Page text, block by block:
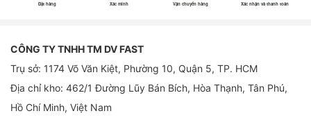
Đặt hàng Xác minh Vận chuyển hàng Xác nhận và thanh toán
CÔNG TY TNHH TM DV FAST
Trụ sở: 1174 Võ Văn Kiệt, Phường 10, Quận 5, TP. HCM
Địa chỉ kho: 462/1 Đường Lũy Bán Bích, Hòa Thạnh, Tân Phú,
Hồ Chí Minh, Việt Nam